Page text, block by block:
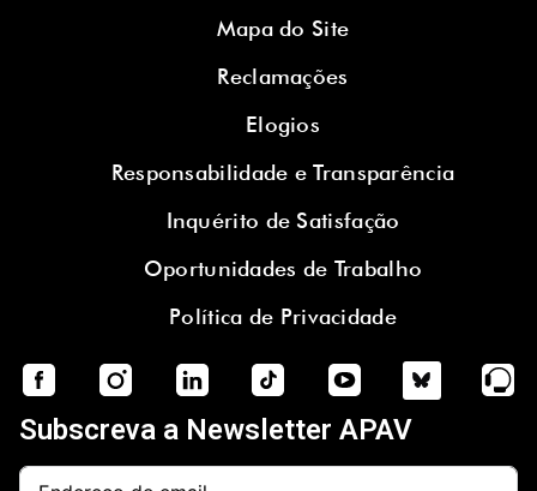
Mapa do Site
Reclamações
Elogios
Responsabilidade e Transparência
Inquérito de Satisfação
Oportunidades de Trabalho
Política de Privacidade
Subscreva a Newsletter APAV